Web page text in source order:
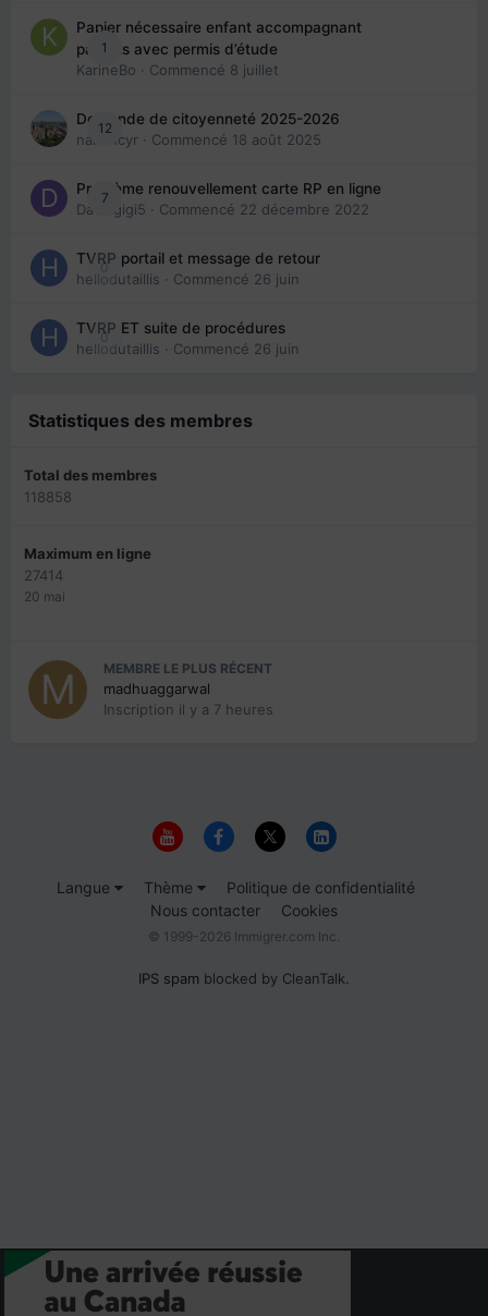
1
Papier nécessaire enfant accompagnant
parents avec permis d’étude
KarineBo · Commencé 8 juillet
12
Demande de citoyenneté 2025-2026
nanancyr · Commencé 18 août 2025
7
Problème renouvellement carte RP en ligne
Davidgigi5 · Commencé 22 décembre 2022
0
TVRP portail et message de retour
hellodutaillis · Commencé 26 juin
0
TVRP ET suite de procédures
hellodutaillis · Commencé 26 juin
Statistiques des membres
Total des membres
118858
Maximum en ligne
27414
20 mai
MEMBRE LE PLUS RÉCENT
madhuaggarwal
Inscription il y a 7 heures
Langue Thème
Politique de confidentialité
Nous contacter
Cookies
© 1999-2026 Immigrer.com Inc.
IPS spam blocked by CleanTalk.